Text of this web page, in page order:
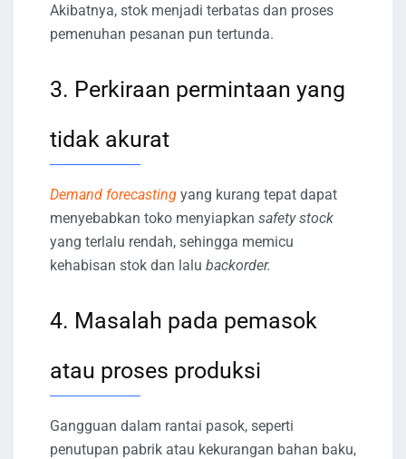
Akibatnya, stok menjadi terbatas dan proses
pemenuhan pesanan pun tertunda.
3. Perkiraan permintaan yang
tidak akurat
Demand forecasting yang kurang tepat dapat
menyebabkan toko menyiapkan safety stock
yang terlalu rendah, sehingga memicu
kehabisan stok dan lalu backorder.
4. Masalah pada pemasok
atau proses produksi
Gangguan dalam rantai pasok, seperti
penutupan pabrik atau kekurangan bahan baku,